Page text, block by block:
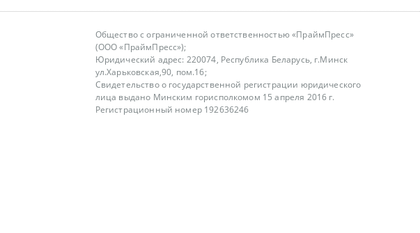
Общество с ограниченной ответственностью «ПраймПресс»
(ООО «ПраймПресс»);
Юридический адрес: 220074, Республика Беларусь, г.Минск
ул.Харьковская,90, пом.16;
Свидетельство о государственной регистрации юридического
лица выдано Минским горисполкомом 15 апреля 2016 г.
Регистрационный номер 192636246